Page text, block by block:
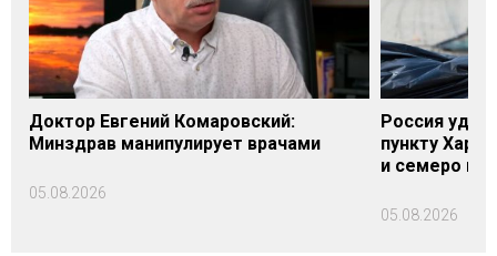
Доктор Евгений Комаровский:
Минздрав манипулирует врачами
05.08.2026
Россия
пункту
и семеро
05.08.2026